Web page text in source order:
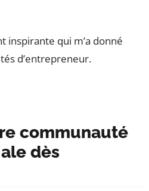
inspirante qui m’a donné
d’entrepreneur.
communauté
dès